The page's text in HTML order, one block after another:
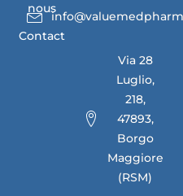
nous
Contact
Via 28
Luglio,
218,
47893,
Borgo
Maggiore
(RSM)